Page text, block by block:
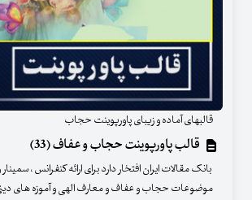
قالبهای آماده و زیبای پاورپوینت حجاب
قالب پاورپوینت حجاب و عفاف (33)
بانک مقالات ایران افتخار دارد برای ارائه کنفرانس ، سمینار
موضوعات حجاب و عفاف و معارف الهی و آموزه های